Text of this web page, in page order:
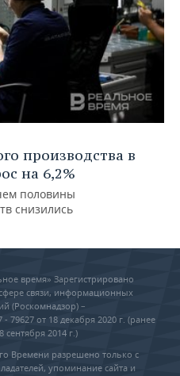
производства в
на 6,2%
половины
снизились
время» Зарегистрировано
связи, информационных
(Роскомнадзор) –
от 18 декабря 2020 г. (ранее
2014 г.)
Времени разрешено только с
упоминание сайта и